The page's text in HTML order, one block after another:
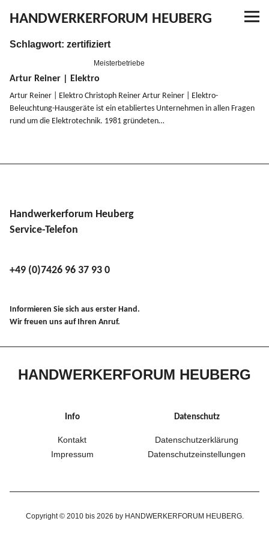
HANDWERKERFORUM HEUBERG
Referenzen
Ausbildung
Aktuelles
Schlagwort:zertifiziert
Meisterbetriebe
Artur Reiner | Elektro
Artur Reiner | Elektro Christoph Reiner Artur Reiner | Elektro-
Beleuchtung-Hausgeräte ist ein etabliertes Unter­nehmen in allen Fragen
rund um die Elektro­technik. 1981 gründeten…
Handwerkerforum Heuberg
Service-Telefon
+49 (0)7426 96 37 93 0
Informieren Sie sich aus erster Hand.
Wir freuen uns auf Ihren Anruf.
HANDWERKERFORUM HEUBERG
Info
Kontakt
Impressum
Datenschutz
Datenschutzerklärung
Datenschutzeinstellungen
Copyright © 2010 bis 2026 by HANDWERKERFORUM HEUBERG